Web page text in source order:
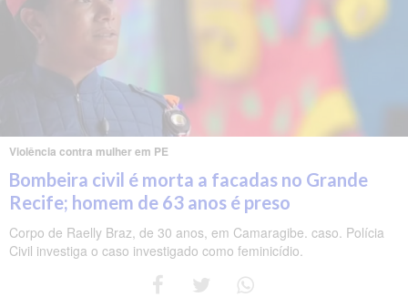
Violência contra mulher em PE
Bombeira civil é morta a facadas no Grande
Recife; homem de 63 anos é preso
Corpo de Raelly Braz, de 30 anos, em Camaragibe. caso. Polícia
Civil investiga o caso investigado como feminicídio.